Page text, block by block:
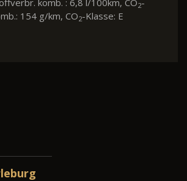
2
154 g/km, CO2-Klasse: E